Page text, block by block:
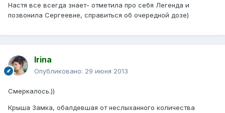
Настя все всегда знает- отметила про себя Легенда и
позвонила Сергеевне, справиться об очередной дозе)
Irina
Опубликовано: 29 июня 2013
Смеркалось.))
Крыша Замка, обалдевшая от неслыханного количества